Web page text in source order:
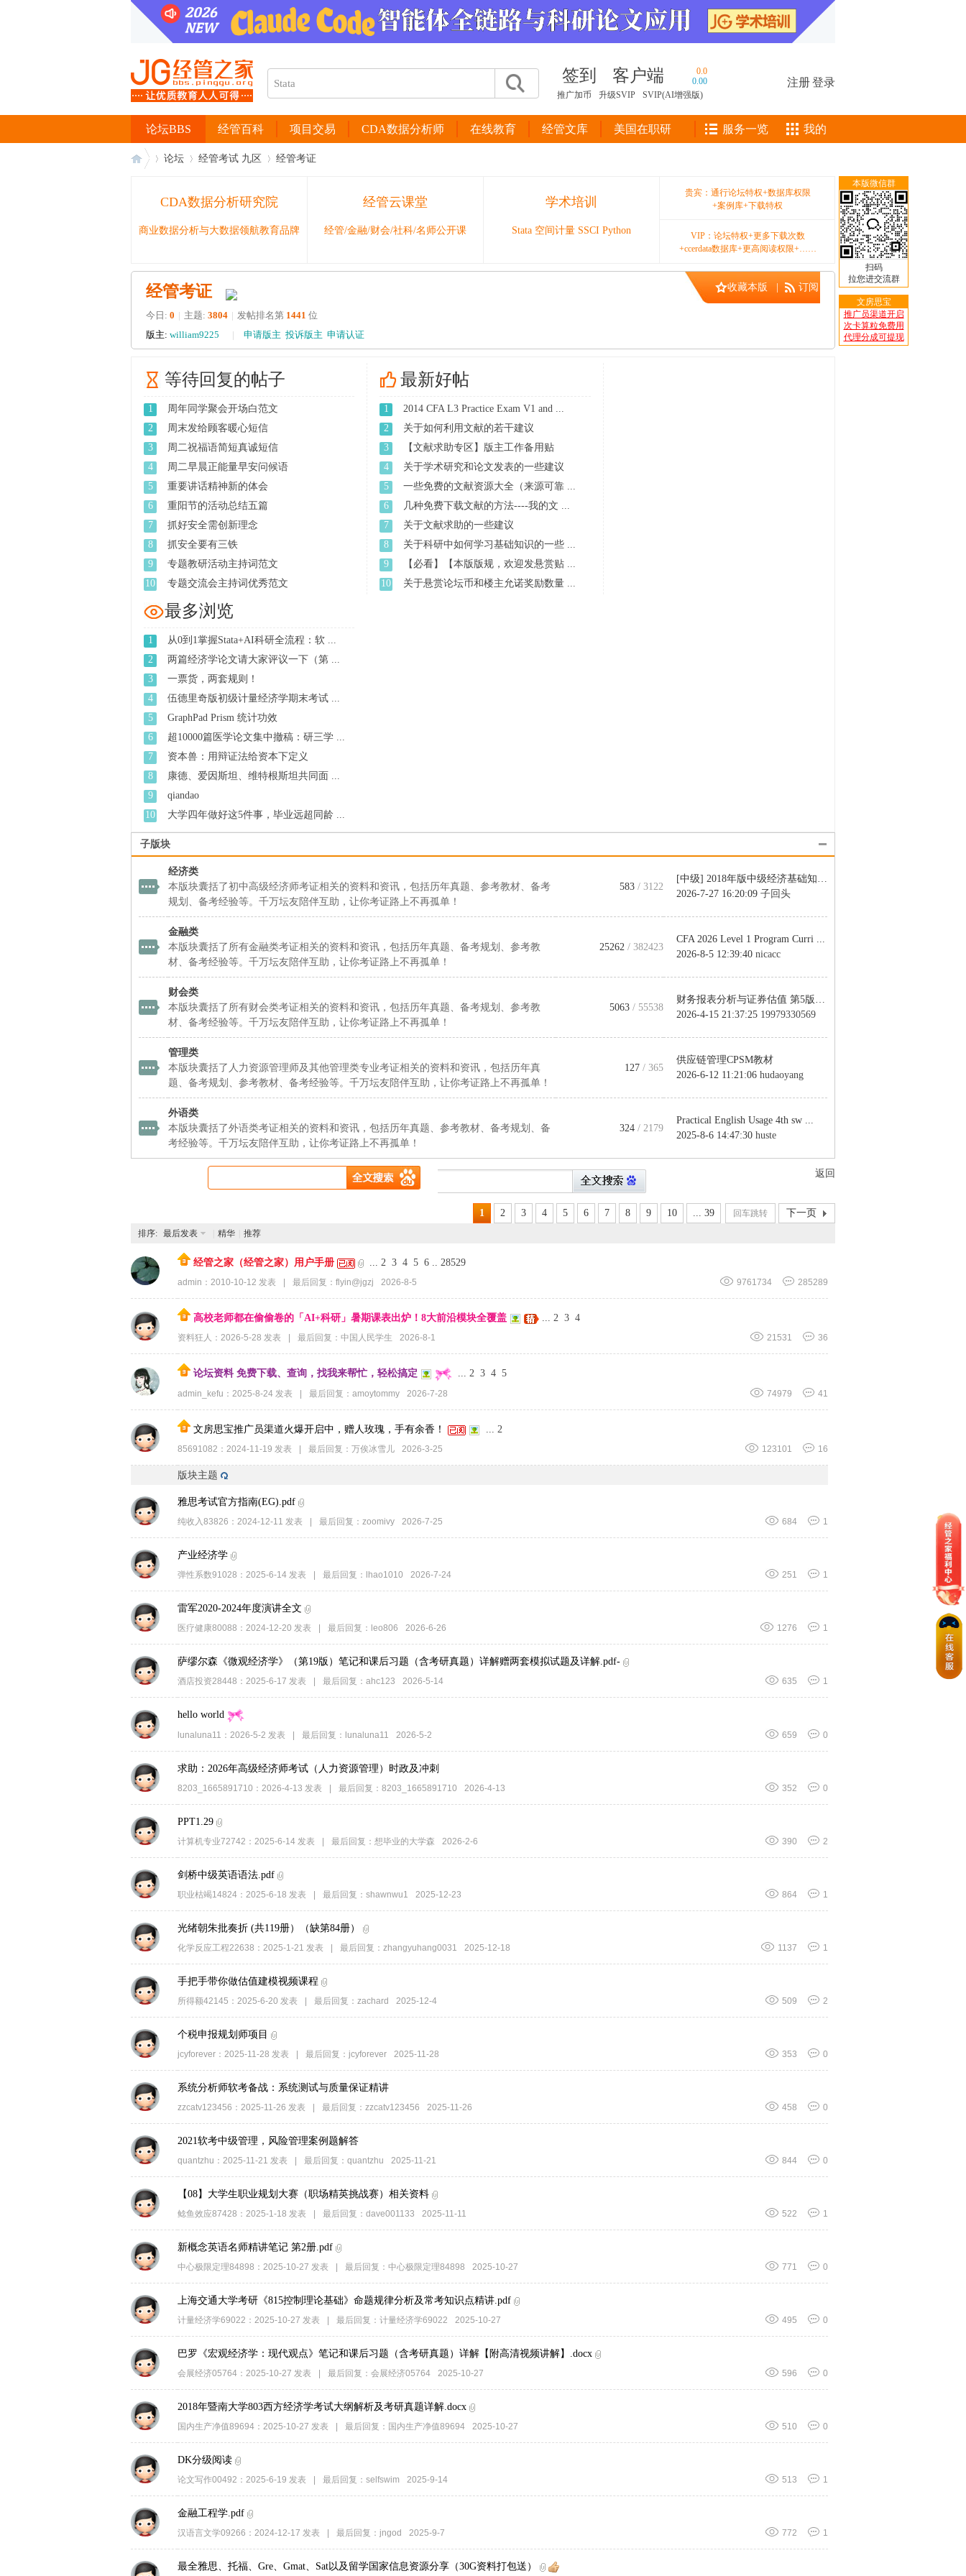
签到 客户端
0.0
0.00
推广加币
升级SVIP SVIP(AI增强版)
注册登录
经管百科 项目交易 CDA数据分析师 在线教育 经管文库 美国在职研
论坛BBS 服务一览 我的
论坛 经管考试 九区 经管考证
CDA数据分析研究院
商业数据分析与大数据领航教育品牌
经管云课堂
经管/金融/财会/社科/名师公开课
学术培训
Stata 空间计量 SSCI Python
贵宾：通行论坛特权+数据库权限
+案例库+下载特权
VIP：论坛特权+更多下载次数
+ccerdata数据库+更高阅读权限+……
收藏本版 订阅
经管考证
今日: 0 | 主题: 3804 | 发帖排名第 1441 位
版主: william9225 | 申请版主 投诉版主 申请认证
等待回复的帖子
1
周年同学聚会开场白范文
2
周末发给顾客暖心短信
3
周二祝福语简短真诚短信
4
周二早晨正能量早安问候语
5
重要讲话精神新的体会
6
重阳节的活动总结五篇
7
抓好安全需创新理念
8
抓安全要有三铁
9
专题教研活动主持词范文
10
专题交流会主持词优秀范文
最新好帖
1
2014 CFA L3 Practice Exam V1 and ...
2
关于如何利用文献的若干建议
3
【文献求助专区】版主工作备用贴
4
关于学术研究和论文发表的一些建议
5
一些免费的文献资源大全（来源可靠 ...
6
几种免费下载文献的方法----我的文 ...
7
关于文献求助的一些建议
8
关于科研中如何学习基础知识的一些 ...
9
【必看】【本版版规，欢迎发悬赏贴 ...
10
关于悬赏论坛币和楼主允诺奖励数量 ...
最多浏览
1
从0到1掌握Stata+AI科研全流程：软 ...
2
两篇经济学论文请大家评议一下（第 ...
3
一票货，两套规则！
4
伍德里奇版初级计量经济学期末考试 ...
5
GraphPad Prism 统计功效
6
超10000篇医学论文集中撤稿：研三学 ...
7
资本兽：用辩证法给资本下定义
8
康德、爱因斯坦、维特根斯坦共同面 ...
9
qiandao
10
大学四年做好这5件事，毕业远超同龄 ...
子版块
经济类
本版块囊括了初中高级经济师考证相关的资料和资讯，包括历年真题、参考教材、备考
规划、备考经验等。千万坛友陪伴互助，让你考证路上不再孤单！
583 / 3122
[中级] 2018年版中级经济基础知识 ...
2026-7-27 16:20:09 子回头
金融类
本版块囊括了所有金融类考证相关的资料和资讯，包括历年真题、备考规划、参考教
材、备考经验等。千万坛友陪伴互助，让你考证路上不再孤单！
25262 / 382423
CFA 2026 Level 1 Program Curri ...
2026-8-5 12:39:40 nicacc
财会类
本版块囊括了所有财会类考证相关的资料和资讯，包括历年真题、备考规划、参考教
材、备考经验等。千万坛友陪伴互助，让你考证路上不再孤单！
5063 / 55538
财务报表分析与证券估值 第5版(高 ...
2026-4-15 21:37:25 19979330569
管理类
本版块囊括了人力资源管理师及其他管理类专业考证相关的资料和资讯，包括历年真
题、备考规划、参考教材、备考经验等。千万坛友陪伴互助，让你考证路上不再孤单！
127 / 365
供应链管理CPSM教材
2026-6-12 11:21:06 hudaoyang
外语类
本版块囊括了外语类考证相关的资料和资讯，包括历年真题、参考教材、备考规划、备
考经验等。千万坛友陪伴互助，让你考证路上不再孤单！
324 / 2179
Practical English Usage 4th sw ...
2025-8-6 14:47:30 huste
返回
1 2 3 4 5 6 7 8 9 10 ... 39 下一页
排序: 最后发表 精华 推荐
经管之家（经管之家）用户手册 ... 2 3 4 5 6 .. 28529
285289
9761734
admin ： 2010-10-12 发表 最后回复： flyin@jgzj 2026-8-5
高校老师都在偷偷卷的「AI+科研」暑期课表出炉！8大前沿模块全覆盖 ... 2 3 4
36
21531
资料狂人 ： 2026-5-28 发表 最后回复： 中国人民学生 2026-8-1
论坛资料 免费下载、查询，找我来帮忙，轻松搞定 ... 2 3 4 5
41
74979
admin_kefu ： 2025-8-24 发表 | 最后回复： amoytommy 2026-7-28
文房思宝推广员渠道火爆开启中，赠人玫瑰，手有余香！ ... 2
16
123101
85691082 ： 2024-11-19 发表 最后回复： 万俟冰雪儿 2026-3-25
版块主题
雅思考试官方指南(EG).pdf
1
684
纯收入83826 ： 2024-12-11 发表 最后回复： zoomivy 2026-7-25
产业经济学
1
251
弹性系数91028 ： 2025-6-14 发表 最后回复： lhao1010 2026-7-24
雷军2020-2024年度演讲全文
1
1276
医疗健康80088 ： 2024-12-20 发表 最后回复： leo806 2026-6-26
萨缪尔森《微观经济学》（第19版）笔记和课后习题（含考研真题）详解赠两套模拟试题及详解.pdf-
1
635
酒店投资28448 ： 2025-6-17 发表 最后回复： ahc123 2026-5-14
hello world
0
659
lunaluna11 ： 2026-5-2 发表 | 最后回复： lunaluna11 2026-5-2
求助：2026年高级经济师考试（人力资源管理）时政及冲刺
0
352
8203_1665891710 ： 2026-4-13 发表 最后回复： 8203_1665891710 2026-4-13
PPT1.29
2
390
计算机专业72742 ： 2025-6-14 发表 最后回复： 想毕业的大学森 2026-2-6
剑桥中级英语语法.pdf
1
864
职业枯竭14824 ： 2025-6-18 发表 最后回复： shawnwu1 2025-12-23
光绪朝朱批奏折 (共119册）（缺第84册）
1
1137
化学反应工程22638 ： 2025-1-21 发表 最后回复： zhangyuhang0031 2025-12-18
手把手带你做估值建模视频课程
2
509
所得额42145 ： 2025-6-20 发表 最后回复： zachard 2025-12-4
个税申报规划师项目
0
353
jcyforever ： 2025-11-28 发表 最后回复： jcyforever 2025-11-28
系统分析师软考备战：系统测试与质量保证精讲
0
458
zzcatv123456 ： 2025-11-26 发表 最后回复： zzcatv123456 2025-11-26
2021软考中级管理，风险管理案例题解答
0
844
quantzhu ： 2025-11-21 发表 最后回复： quantzhu 2025-11-21
【08】大学生职业规划大赛（职场精英挑战赛）相关资料
1
522
鲶鱼效应87428 ： 2025-1-18 发表 最后回复： dave001133 2025-11-11
新概念英语名师精讲笔记 第2册.pdf
0
771
中心极限定理84898 ： 2025-10-27 发表 最后回复： 中心极限定理84898 2025-10-27
上海交通大学考研《815控制理论基础》命题规律分析及常考知识点精讲.pdf
0
495
计量经济学69022 ： 2025-10-27 发表 最后回复： 计量经济学69022 2025-10-27
巴罗《宏观经济学：现代观点》笔记和课后习题（含考研真题）详解【附高清视频讲解】.docx
0
596
会展经济05764 ： 2025-10-27 发表 最后回复： 会展经济05764 2025-10-27
2018年暨南大学803西方经济学考试大纲解析及考研真题详解.docx
0
510
国内生产净值89694 ： 2025-10-27 发表 最后回复： 国内生产净值89694 2025-10-27
DK分级阅读
1
513
论文写作00492 ： 2025-6-19 发表 最后回复： selfswim 2025-9-14
金融工程学.pdf
1
772
汉语言文学09266 ： 2024-12-17 发表 最后回复： jngod 2025-9-7
最全雅思、托福、Gre、Gmat、Sat以及留学国家信息资源分享（30G资料打包送）
本版微信群
扫码
拉您进交流群
文房思宝
推广员渠道开启
次卡算粒免费用
代理分成可提现